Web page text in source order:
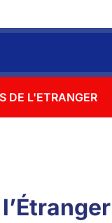
DE L'ETRANGER